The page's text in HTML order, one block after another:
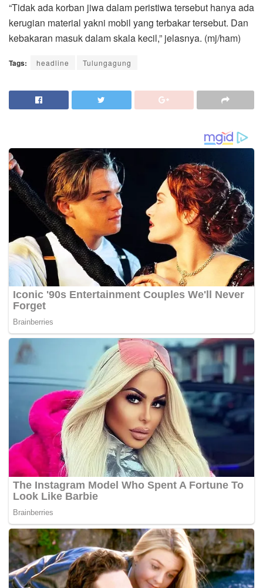
“Tidak ada korban jiwa dalam peristiwa tersebut hanya ada
kerugian material yakni mobil yang terbakar tersebut. Dan
kebakaran masuk dalam skala kecil,” jelasnya. (mj/ham)
Tags: headline Tulungagung